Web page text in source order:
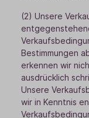
(2) Unsere
Bestimmungen
erkennen wir
ausdrücklich
Unsere
wir in Kenntnis